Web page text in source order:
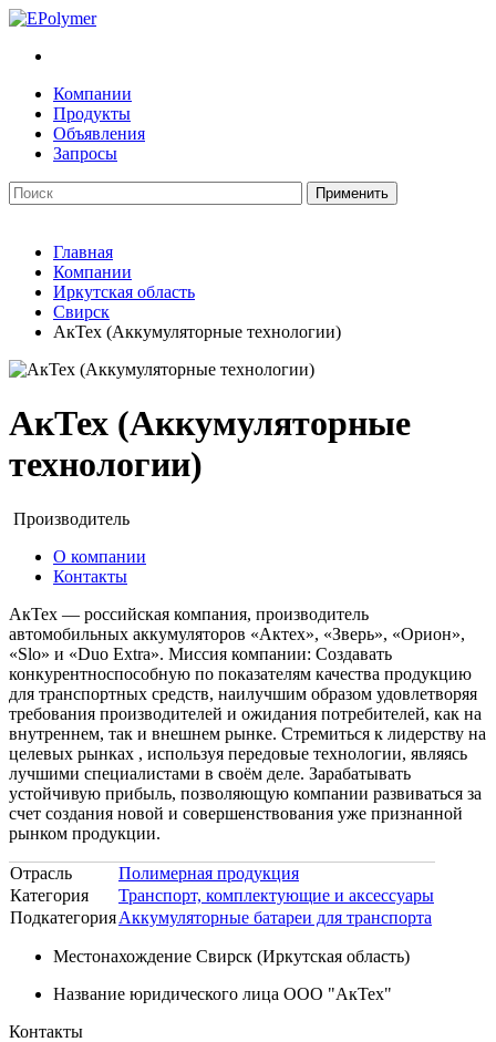
Компании
Продукты
Объявления
Запросы
Главная
Компании
Иркутская область
Свирск
АкТех (Аккумуляторные технологии)
АкТех (Аккумуляторные
технологии)
Производитель
О компании
Контакты
АкТех — российская компания, производитель
автомобильных аккумуляторов «Актех», «Зверь», «Орион»,
«Slo» и «Duo Еxtra». Миссия компании: Создавать
конкурентноспособную по показателям качества продукцию
для транспортных средств, наилучшим образом удовлетворяя
требования производителей и ожидания потребителей, как на
внутреннем, так и внешнем рынке. Стремиться к лидерству на
целевых рынках , используя передовые технологии, являясь
лучшими специалистами в своём деле. Зарабатывать
устойчивую прибыль, позволяющую компании развиваться за
счет создания новой и совершенствования уже признанной
рынком продукции.
Отрасль
Полимерная продукция
Категория
Транспорт, комплектующие и аксессуары
ПодкатегорияАккумуляторные батареи для транспорта
Местонахождение Свирск (Иркутская область)
Название юридического лица ООО "АкТех"
Контакты